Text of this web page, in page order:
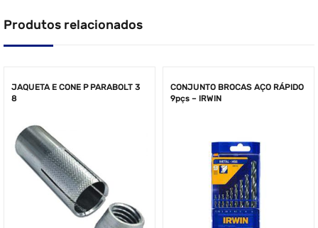
Produtos relacionados
JAQUETA E CONE P PARABOLT 3
8
CONJUNTO BROCAS AÇO RÁPIDO
9pçs – IRWIN